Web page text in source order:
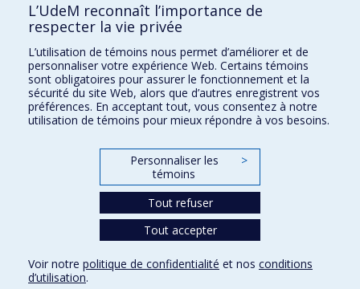
Comment soutenir le Département?
BESOIN D'AIDE?
Plan du site
Signaler une erreur
Accessibilité
FACULTÉ DES ARTS ET DES SCIENCES
Nos départements et écoles
Confidentialité
L’UdeM reconnaît l’importance de
respecter la vie privée
L’utilisation de témoins nous permet d’améliorer et de
personnaliser votre expérience Web. Certains témoins
sont obligatoires pour assurer le fonctionnement et la
sécurité du site Web, alors que d’autres enregistrent vos
préférences. En acceptant tout, vous consentez à notre
utilisation de témoins pour mieux répondre à vos besoins.
Personnaliser les
témoins
>
Tout refuser
Tout accepter
Voir notre politique de confidentialité et nos conditions
d’utilisation.